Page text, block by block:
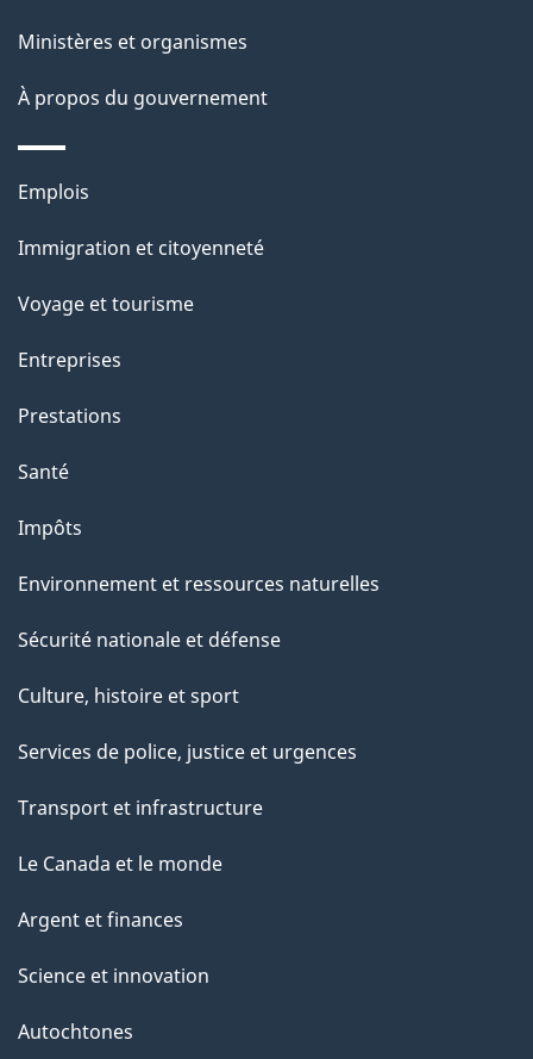
Ministères et organismes
À propos du gouvernement
Thèmes
sujets
Emplois
Immigration et citoyenneté
Voyage et tourisme
Entreprises
Prestations
Santé
Impôts
Environnement et ressources naturelles
Sécurité nationale et défense
Culture, histoire et sport
Services de police, justice et urgences
Transport et infrastructure
Le Canada et le monde
Argent et finances
Science et innovation
Autochtones